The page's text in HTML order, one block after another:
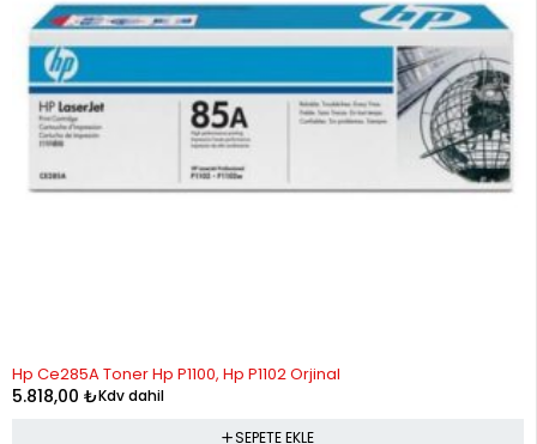
Hp Ce285A Toner Hp P1100, Hp P1102 Orjinal
5.818,00 ₺Kdv dahil
SEPETE EKLE